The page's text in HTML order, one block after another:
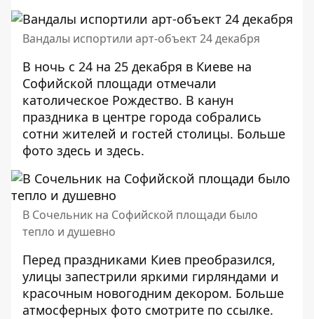
Вандалы испортили арт-объект 24 декабря
В ночь с 24 на 25 декабря в Киеве на
Софийской площади отмечали
католическое Рождество. В канун
праздника в центре города собрались
сотни жителей и гостей столицы. Больше
фото здесь и здесь.
В Сочельник на Софийской площади было
тепло и душевно
Перед праздниками Киев преобразился,
улицы запестрили яркими гирляндами и
красочным новогодним декором. Больше
атмосферных фото смотрите по ссылке.